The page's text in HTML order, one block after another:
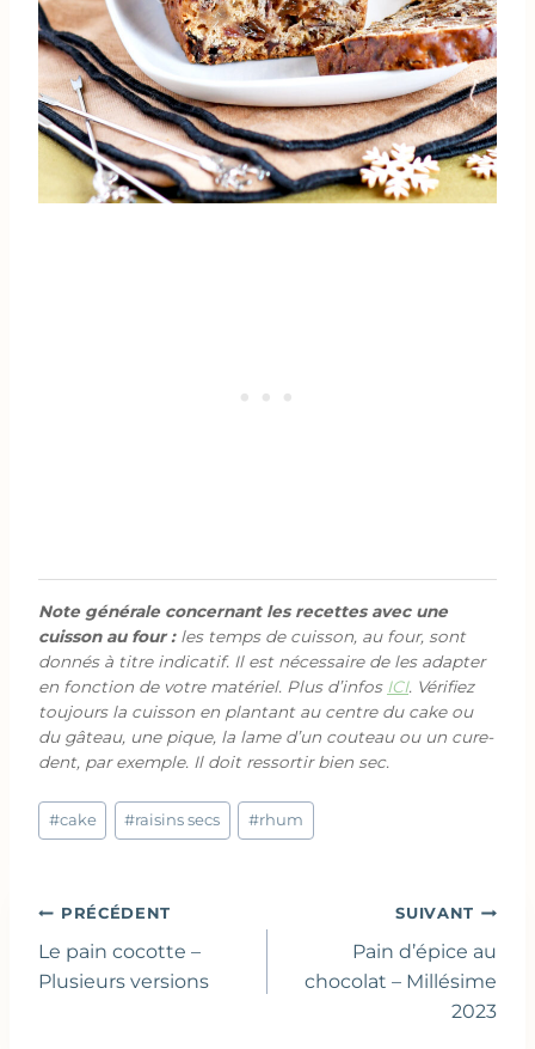
Note générale concernant les recettes avec une
cuisson au four :les temps de cuisson, au four, sont
donnés à titre indicatif. Il est nécessaire de les adapter
en fonction de votre matériel. Plus d’infos ICI. Vérifiez
toujours la cuisson en plantant au centre du cake ou
du gâteau, une pique, la lame d’un couteau ou un cure-
dent, par exemple. Il doit ressortir bien sec.
Étiquettes
de
#cake #raisins secs #rhum
Navigation
de
l’article
PRÉCÉDENT
Le pain cocotte –
Plusieurs versions
SUIVANT
Pain d’épice au
chocolat – Millésime
2023